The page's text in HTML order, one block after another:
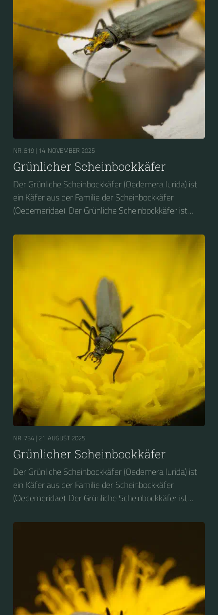
NR. 819 | 14. NOVEMBER 2025
Grünlicher Scheinbockkäfer
Der Grünliche Scheinbockkäfer (Oedemera lurida) ist
ein Käfer aus der Familie der Scheinbockkäfer
(Oedemeridae). Der Grünliche Scheinbockkäfer ist
Scheinbockkäfer (Oedemera nobilis).
NR. 734 | 21. AUGUST 2025
Grünlicher Scheinbockkäfer
Der Grünliche Scheinbockkäfer (Oedemera lurida) ist
ein Käfer aus der Familie der Scheinbockkäfer
(Oedemeridae). Der Grünliche Scheinbockkäfer ist
Scheinbockkäfer (Oedemera nobilis).